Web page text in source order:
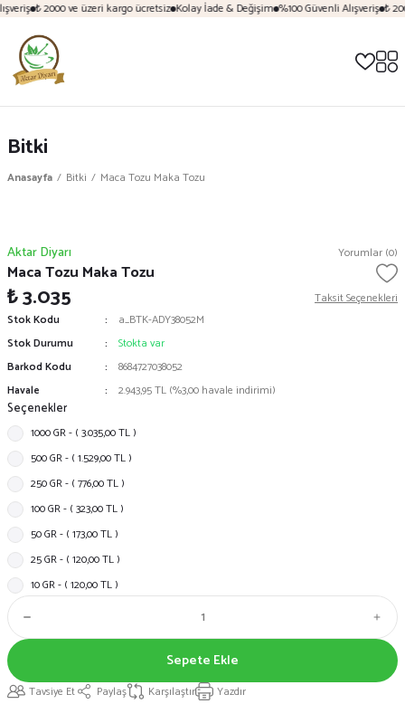
₺ 2000 ve üzeri kargo ücretsiz Kolay İade & Değişim %100 Güvenli Alışveriş ₺
Bitki
Anasayfa Bitki Maca Tozu Maka Tozu
Aktar Diyarı Yorumlar (0)
Maca Tozu Maka Tozu
₺ 3.035
Taksit Seçenekleri
Stok Kodu
a_BTK-ADY38052M
Stok Durumu
Stokta var
Barkod Kodu
8684727038052
Havale
2.943,95 TL (%3,00 havale indirimi)
Seçenekler
1000 GR - ( 3.035,00 TL )
500 GR - ( 1.529,00 TL )
250 GR - ( 776,00 TL )
100 GR - ( 323,00 TL )
50 GR - ( 173,00 TL )
25 GR - ( 120,00 TL )
10 GR - ( 120,00 TL )
Sepete Ekle
Tavsiye Et Paylaş Karşılaştır Yazdır